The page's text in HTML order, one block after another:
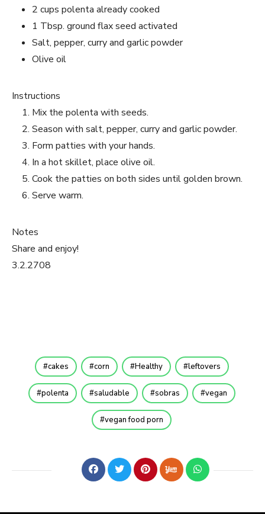
2 cups polenta already cooked
1 Tbsp. ground flax seed activated
Salt, pepper, curry and garlic powder
Olive oil
Instructions
Mix the polenta with seeds.
Season with salt, pepper, curry and garlic powder.
Form patties with your hands.
In a hot skillet, place olive oil.
Cook the patties on both sides until golden brown.
Serve warm.
Notes
Share and enjoy!
3.2.2708
cakes corn Healthy leftovers
polenta saludable sobras vegan
vegan food porn